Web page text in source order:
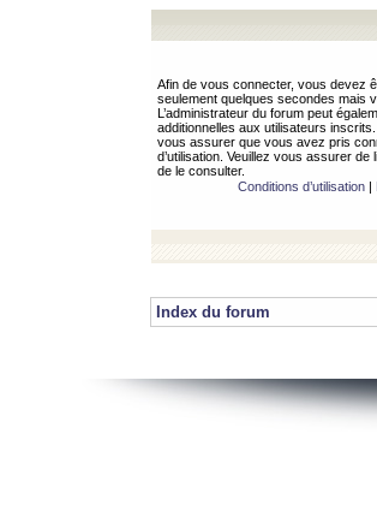
Afin de vous connecter, vous devez
seulement quelques secondes mais
L’administrateur du forum peut
additionnelles aux utilisateurs
vous assurer que vous avez pris
d’utilisation. Veuillez vous assurer
de le consulter.
Conditions d’utilisation|
Index du forum